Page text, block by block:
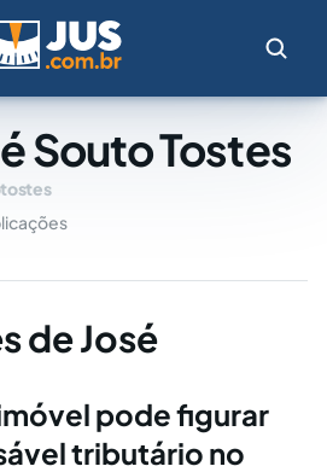
Souto Tostes
de José
pode figurar
tributário no